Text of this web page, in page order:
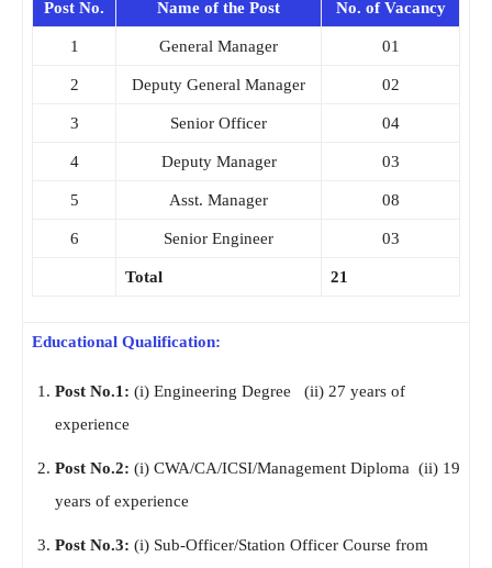
Post No. Name of the Post No. of Vacancy
1 General Manager 01
2 Deputy General Manager 02
3 Senior Officer 04
4 Deputy Manager 03
5 Asst. Manager 08
6 Senior Engineer 03
Total 21
Educational Qualification:
Post No.1: (i) Engineering Degree (ii) 27 years of
experience
Post No.2: (i) CWA/CA/ICSI/Management Diploma (ii) 19
years of experience
Post No.3: (i) Sub-Officer/Station Officer Course from